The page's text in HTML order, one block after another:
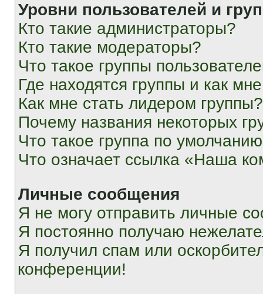
Уровни пользователей и
Кто такие администраторы?
Кто такие модераторы?
Что такое группы
Где находятся группы и как
Как мне стать лидером группы?
Почему названия некоторых
Что такое группа по
Что означает ссылка «Наша
Личные сообщения
Я не могу отправить личные
Я постоянно получаю
Я получил спам или
конференции!